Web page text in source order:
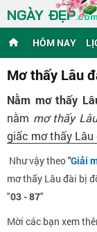
NGÀY ĐẸP.com
HÔM NAY
Mơ thấy Lâu
Nằm mơ thấy
nằm mơ thấy
giấc mơ thấy Lâu
Như vậy theo"Giải
mơ thấy Lâu đài bị
"03 - 87"
Mời các bạn xem